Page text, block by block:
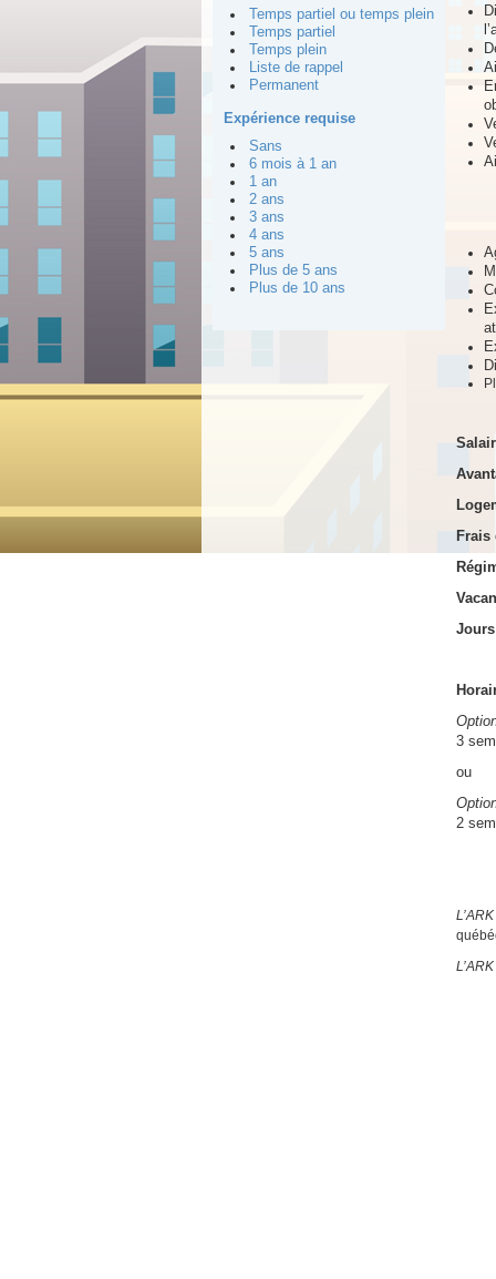
Temps partiel ou temps plein
Temps partiel
Temps plein
Liste de rappel
Permanent
Expérience requise
Sans
6 mois à 1 an
1 an
2 ans
3 ans
4 ans
5 ans
Plus de 5 ans
Plus de 10 ans
Frais
3
ou
2